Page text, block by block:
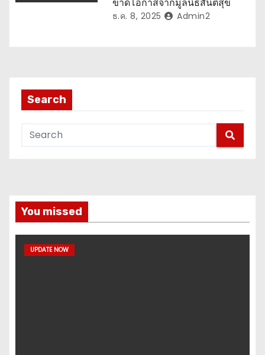
ขาดโอกาสจากมูลนิธิสันติสุข
ธ.ค. 8, 2025 Admin2
Search
You missed
UPDATE NOW